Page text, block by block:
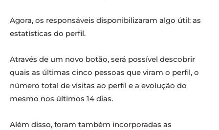
Agora, os responsáveis disponibilizaram algo útil: as
estatísticas do perfil.
Através de um novo botão, será possível descobrir
quais as últimas cinco pessoas que viram o perfil, o
número total de visitas ao perfil e a evolução do
mesmo nos últimos 14 dias.
Além disso, foram também incorporadas as